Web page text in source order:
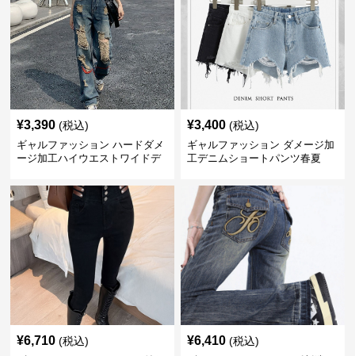
¥3,390 (税込)
ギャルファッション ハードダメ
ージ加工ハイウエストワイドデ
¥3,400 (税込)
ギャルファッション ダメージ加
工デニムショートパンツ春夏
¥6,710 (税込) ¥6,410 (税込)